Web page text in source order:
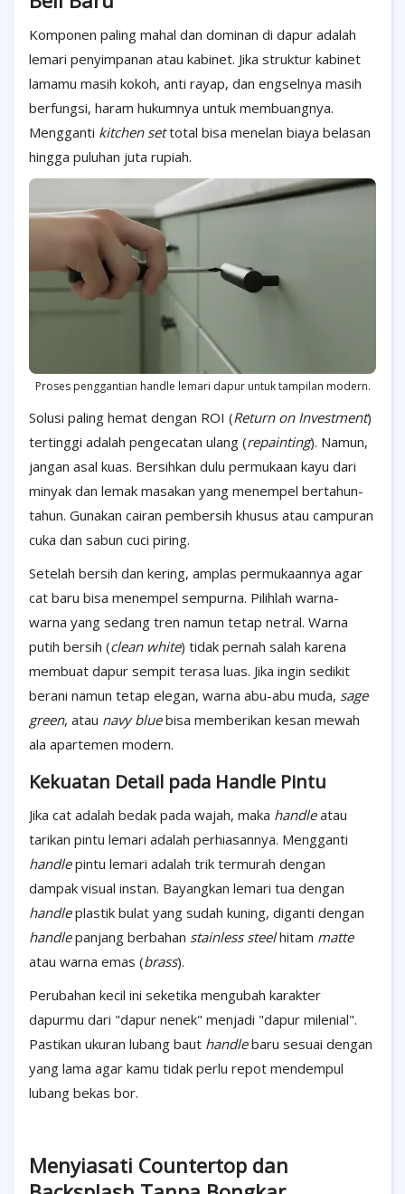
Komponen paling mahal dan dominan di dapur adalah
lemari penyimpanan atau kabinet. Jika struktur kabinet
lamamu masih kokoh, anti rayap, dan engselnya masih
berfungsi, haram hukumnya untuk membuangnya.
Mengganti kitchen settotal bisa menelan biaya belasan
hingga puluhan juta rupiah.
Proses penggantian handle lemari dapur untuk tampilan modern.
Solusi paling hemat dengan ROI (Return on Investment)
tertinggi adalah pengecatan ulang (repainting). Namun,
jangan asal kuas. Bersihkan dulu permukaan kayu dari
minyak dan lemak masakan yang menempel bertahun-
tahun. Gunakan cairan pembersih khusus atau campuran
cuka dan sabun cuci piring.
Setelah bersih dan kering, amplas permukaannya agar
cat baru bisa menempel sempurna. Pilihlah warna-
warna yang sedang tren namun tetap netral. Warna
putih bersih (clean white) tidak pernah salah karena
membuat dapur sempit terasa luas. Jika ingin sedikit
berani namun tetap elegan, warna abu-abu muda, sage
green, atau navy bluebisa memberikan kesan mewah
ala apartemen modern.
Kekuatan Detail pada Handle Pintu
Jika cat adalah bedak pada wajah, maka handleatau
tarikan pintu lemari adalah perhiasannya. Mengganti
handlepintu lemari adalah trik termurah dengan
dampak visual instan. Bayangkan lemari tua dengan
handleplastik bulat yang sudah kuning, diganti dengan
handlepanjang berbahan stainless steelhitam matte
atau warna emas (brass).
Perubahan kecil ini seketika mengubah karakter
dapurmu dari "dapur nenek" menjadi "dapur milenial".
Pastikan ukuran lubang baut handlebaru sesuai dengan
yang lama agar kamu tidak perlu repot mendempul
lubang bekas bor.
Menyiasati Countertop dan